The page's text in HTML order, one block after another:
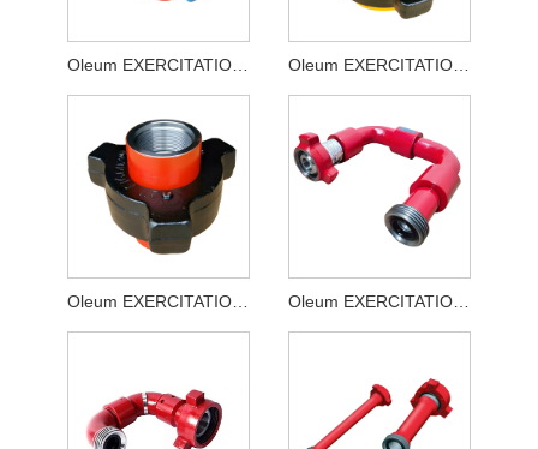
Oleum EXERCITATIO Pressura Unionis Oleum EXERCITATIO medium Pressura Unionis
Oleum EXERCITATIO Minimum Pressura Unionis Oleum EXERCITATIO Excelsus Fortitudo mobilis Cubitus